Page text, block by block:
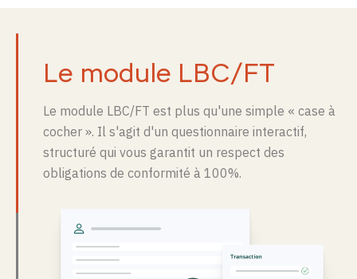
Le module LBC/FT
Le module LBC/FT est plus qu'une simple « case à
cocher ». Il s'agit d'un questionnaire interactif,
structuré qui vous garantit un respect des
obligations de conformité à 100%.